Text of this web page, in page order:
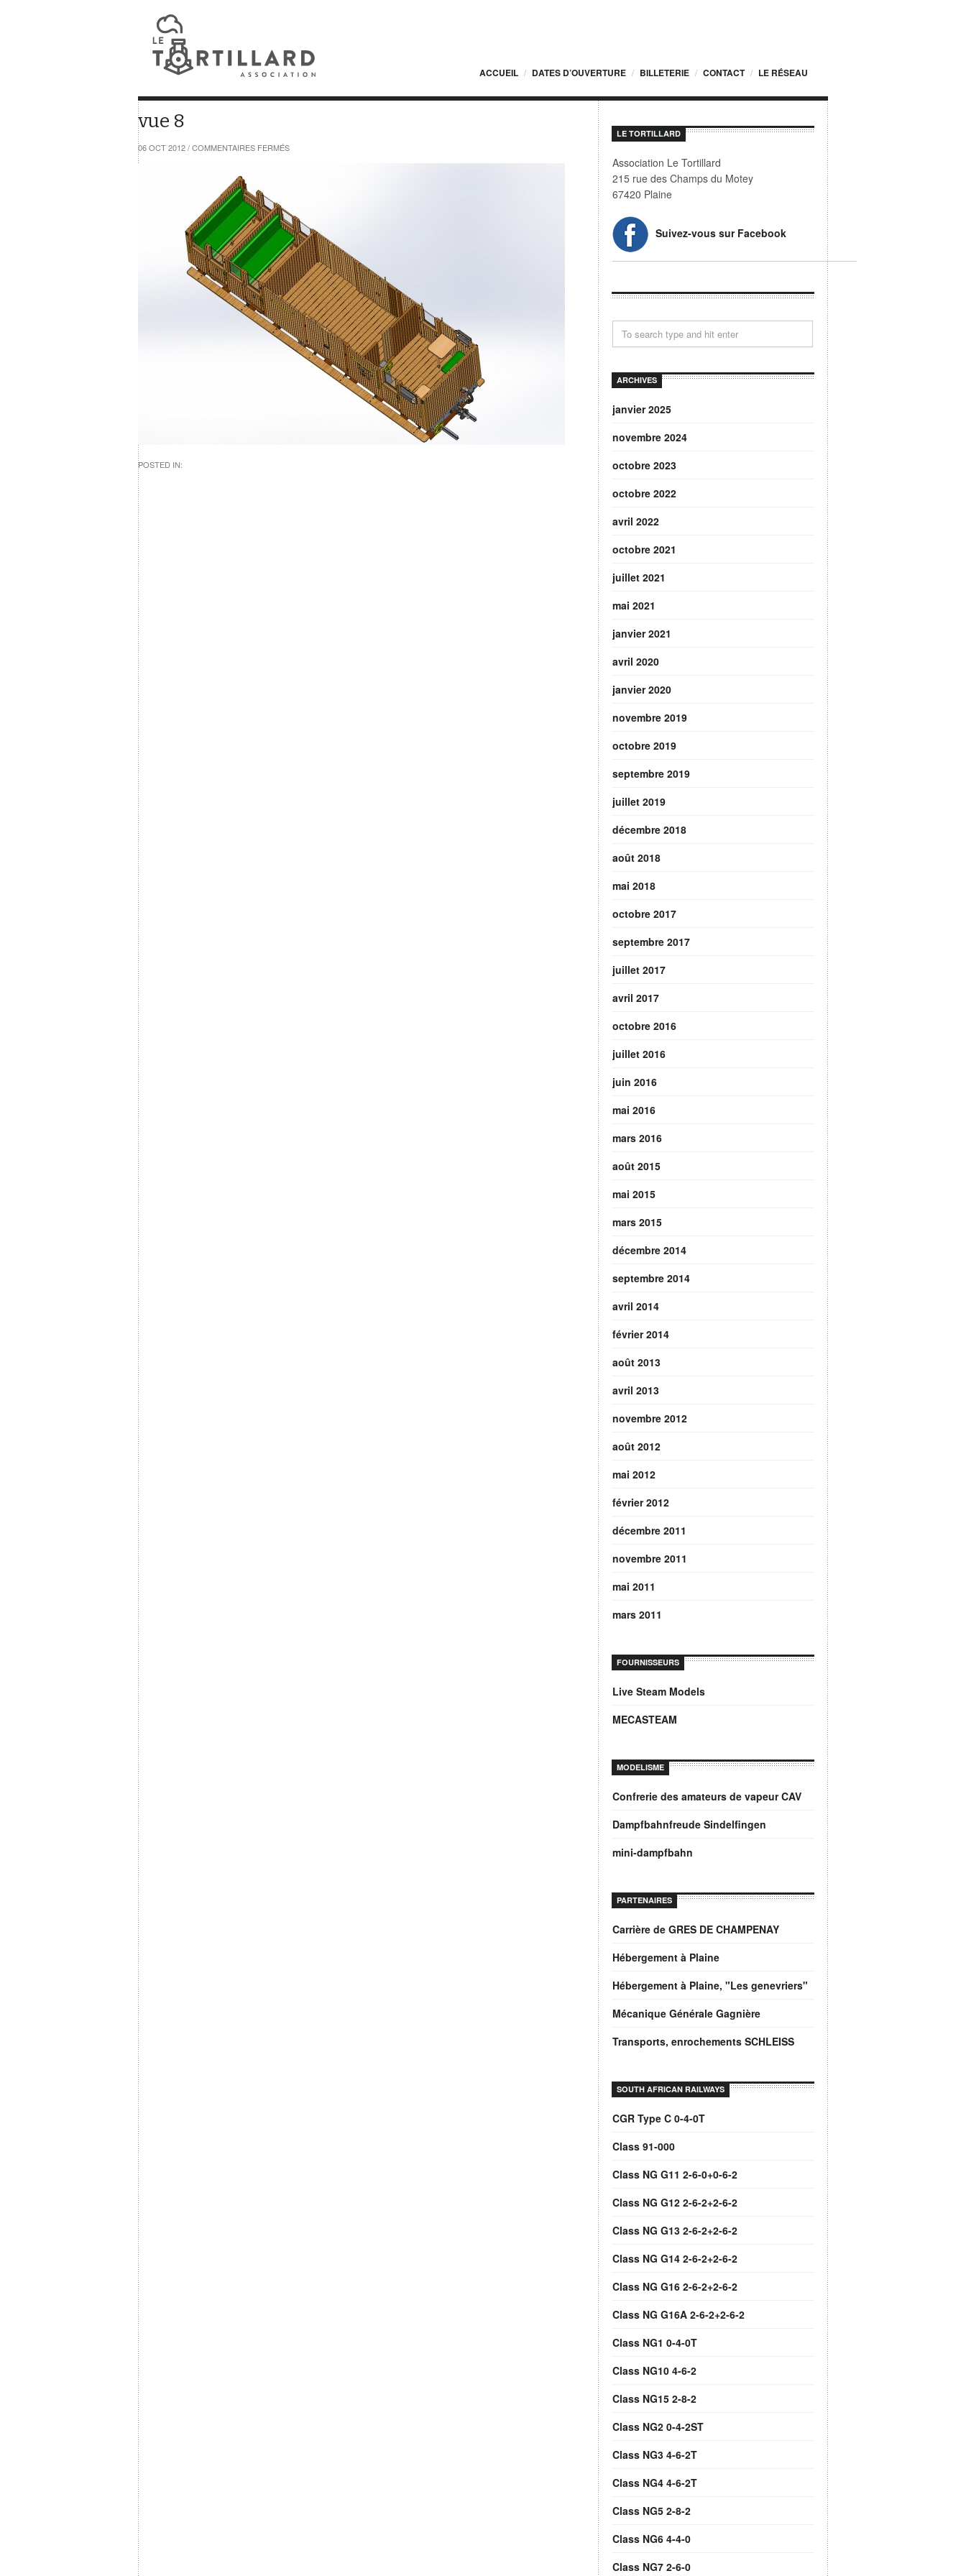
ACCUEIL DATES D’OUVERTURE BILLETERIE CONTACT LE RÉSEAU
vue 8
06 OCT 2012/COMMENTAIRES FERMÉSSUR
POSTED IN:
LE TORTILLARD
Association Le Tortillard
215 rue des Champs du Motey
67420 Plaine
Suivez-vous sur Facebook
ARCHIVES
janvier 2025
novembre 2024
octobre 2023
octobre 2022
avril 2022
octobre 2021
juillet 2021
mai 2021
janvier 2021
avril 2020
janvier 2020
novembre 2019
octobre 2019
septembre 2019
juillet 2019
décembre 2018
août 2018
mai 2018
octobre 2017
septembre 2017
juillet 2017
avril 2017
octobre 2016
juillet 2016
juin 2016
mai 2016
mars 2016
août 2015
mai 2015
mars 2015
décembre 2014
septembre 2014
avril 2014
février 2014
août 2013
avril 2013
novembre 2012
août 2012
mai 2012
février 2012
décembre 2011
novembre 2011
mai 2011
mars 2011
FOURNISSEURS
Live Steam Models
MECASTEAM
MODELISME
Confrerie des amateurs de vapeur CAV
Dampfbahnfreude Sindelfingen
mini-dampfbahn
PARTENAIRES
Carrière de GRES DE CHAMPENAY
Hébergement à Plaine
Hébergement à Plaine, "Les genevriers"
Mécanique Générale Gagnière
Transports, enrochements SCHLEISS
SOUTH AFRICAN RAILWAYS
CGR Type C 0-4-0T
Class 91-000
Class NG G11 2-6-0+0-6-2
Class NG G12 2-6-2+2-6-2
Class NG G13 2-6-2+2-6-2
Class NG G14 2-6-2+2-6-2
Class NG G16 2-6-2+2-6-2
Class NG G16A 2-6-2+2-6-2
Class NG1 0-4-0T
Class NG10 4-6-2
Class NG15 2-8-2
Class NG2 0-4-2ST
Class NG3 4-6-2T
Class NG4 4-6-2T
Class NG5 2-8-2
Class NG6 4-4-0
Class NG7 2-6-0